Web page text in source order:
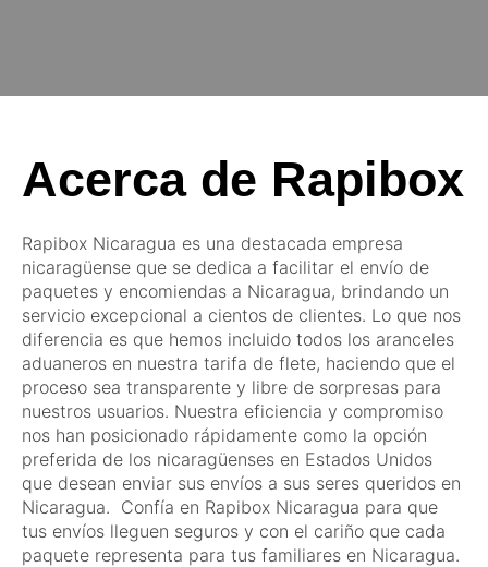
Acerca de Rapibox
Rapibox Nicaragua es una destacada empresa
nicaragüense que se dedica a facilitar el envío de
paquetes y encomiendas a Nicaragua, brindando un
servicio excepcional a cientos de clientes. Lo que nos
diferencia es que hemos incluido todos los aranceles
aduaneros en nuestra tarifa de flete, haciendo que el
proceso sea transparente y libre de sorpresas para
nuestros usuarios. Nuestra eficiencia y compromiso
nos han posicionado rápidamente como la opción
preferida de los nicaragüenses en Estados Unidos
que desean enviar sus envíos a sus seres queridos en
Nicaragua. Confía en Rapibox Nicaragua para que
tus envíos lleguen seguros y con el cariño que cada
paquete representa para tus familiares en Nicaragua.